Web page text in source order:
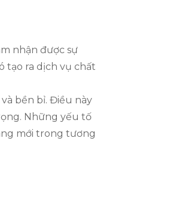
nhận được sự
tạo ra dịch vụ chất
bền bỉ. Điều này
Những yếu tố
mới trong tương